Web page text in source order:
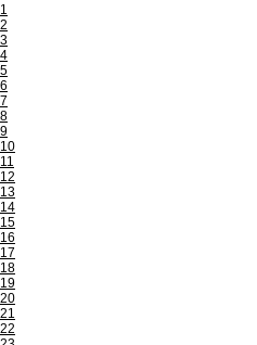
1
2
3
4
5
6
7
8
9
10
11
12
13
14
15
16
17
18
19
20
21
22